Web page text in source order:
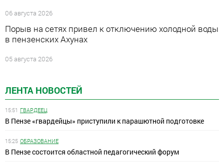
ЛЕНТА НОВОСТЕЙ
15:51 ГВАРДЕЕЦ
В Пензе «гвардейцы» приступили к парашютной подготовке
15:25 ОБРАЗОВАНИЕ
В Пензе состоится областной педагогический форум
06 августа 2026
Порыв на сетях привел к отключению холодной воды
в пензенских Ахунах
05 августа 2026